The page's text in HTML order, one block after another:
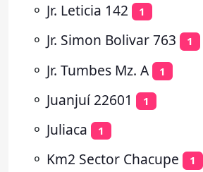
⚬ Jr. Leticia 142 1
⚬ Jr. Simon Bolivar 763 1
⚬ Jr. Tumbes Mz. A 1
⚬ Juanjuí 22601 1
⚬ Juliaca 1
⚬ Km2 Sector Chacupe 1